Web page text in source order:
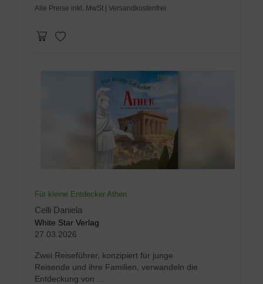
Alle Preise inkl. MwSt | Versandkostenfrei
Für kleine Entdecker Athen
Celli Daniela
White Star Verlag
27.03.2026
Zwei Reiseführer, konzipiert für junge
Reisende und ihre Familien, verwandeln die
Entdeckung von ...